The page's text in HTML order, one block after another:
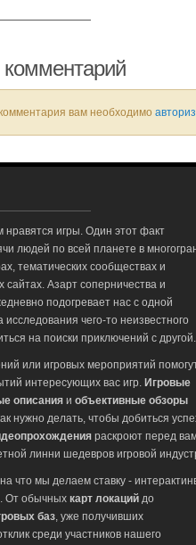
вам необходимо
нравятся игры. Один этот факт
людей по всей планете в
тематических сообществах и
Азарт соперничества и
подогревает нас с одной
чего-то неизвестного
на поиски приключений с другой.
или игровых мероприятий
интересующих вас игр. Игровые
описания и объективные обзоры
нужно делать, чтобы добиться
раскроют перед
линни шедевров игровой
что мы делаем ставку -
От обычных карт локаций до
баз , уже получивших
среди участников нашего